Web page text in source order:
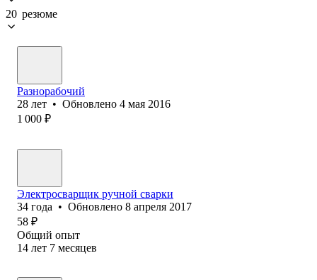
20 резюме
Разнорабочий
28 лет • Обновлено 4 мая 2016
1 000 ₽
Электросварщик ручной сварки
34 года • Обновлено 8 апреля 2017
58 ₽
Общий опыт
14 лет 7 месяцев